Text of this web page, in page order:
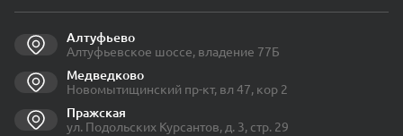
Алтуфьево
Алтуфьевское шоссе, владение 77Б
Медведково
Новомытищинский пр-кт, вл 47, кор 2
Пражская
ул. Подольских Курсантов, д. 3, стр. 29